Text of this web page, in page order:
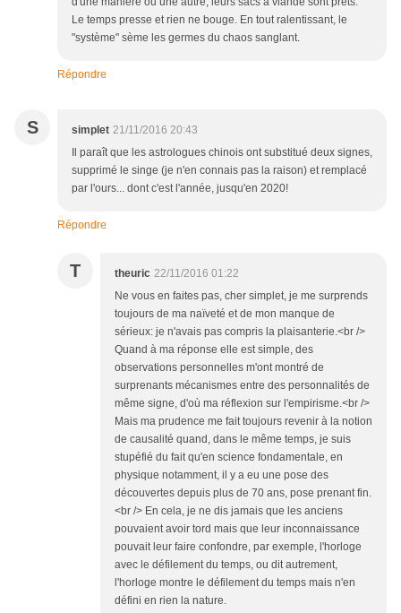
Le temps presse et rien ne bouge. En tout ralentissant, le
"système" sème les germes du chaos sanglant.
Répondre
S simplet 21/11/2016 20:43
Il paraît que les astrologues chinois ont substitué deux signes,
supprimé le singe (je n'en connais pas la raison) et remplacé
par l'ours... dont c'est l'année, jusqu'en 2020!
Répondre
T theuric 22/11/2016 01:22
Ne vous en faites pas, cher simplet, je me surprends
toujours de ma naïveté et de mon manque de
sérieux: je n'avais pas compris la plaisanterie.<br />
Quand à ma réponse elle est simple, des
observations personnelles m'ont montré de
surprenants mécanismes entre des personnalités de
même signe, d'où ma réflexion sur l'empirisme.<br />
Mais ma prudence me fait toujours revenir à la notion
de causalité quand, dans le même temps, je suis
stupéfié du fait qu'en science fondamentale, en
physique notamment, il y a eu une pose des
découvertes depuis plus de 70 ans, pose prenant fin.
<br /> En cela, je ne dis jamais que les anciens
pouvaient avoir tord mais que leur inconnaissance
pouvait leur faire confondre, par exemple, l'horloge
avec le défilement du temps, ou dit autrement,
l'horloge montre le défilement du temps mais n'en
défini en rien la nature.